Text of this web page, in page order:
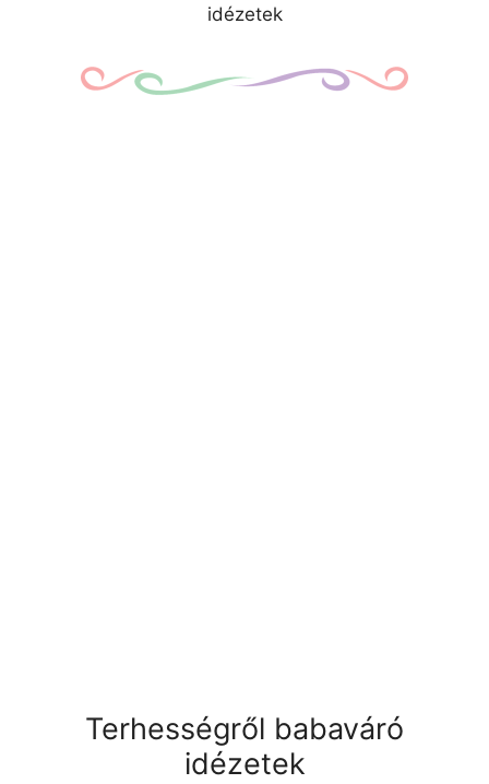
idézetek
Terhességről babaváró
idézetek